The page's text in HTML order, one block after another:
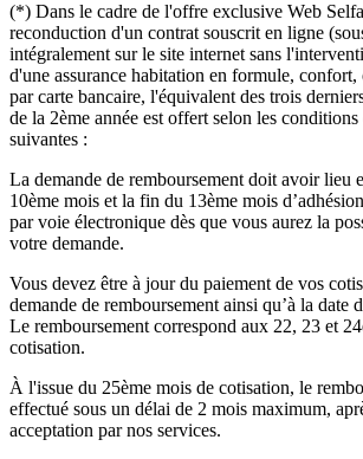
(*) Dans le cadre de l'offre exclusive Web
reconduction d'un contrat souscrit en ligne
intégralement sur le site internet sans
d'une assurance habitation en formule,
par carte bancaire, l'équivalent des trois
de la 2ème année est offert selon les
suivantes :
La demande de remboursement doit avoir lieu
10ème mois et la fin du 13ème mois
par voie électronique dès que vous aurez la
votre demande.
Vous devez être à jour du paiement de vos
demande de remboursement ainsi qu’à la date
Le remboursement correspond aux 22, 23 et
cotisation.
À l'issue du 25ème mois de cotisation, le
effectué sous un délai de 2 mois maximum,
acceptation par nos services.